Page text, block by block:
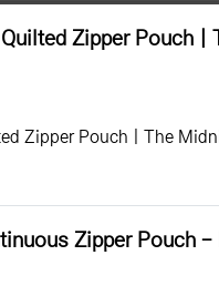
Quilted Zipper Pouch |
Zipper Pouch | The
Zipper Pouch